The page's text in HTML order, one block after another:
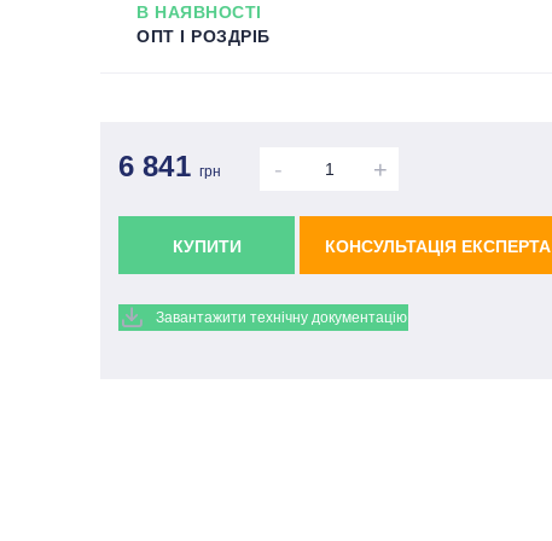
В НАЯВНОСТІ
ОПТ І РОЗДРІБ
6 841 грн - +
КУПИТИ КОНСУЛЬТАЦІЯ ЕКСПЕРТА
Завантажити технічну документацію